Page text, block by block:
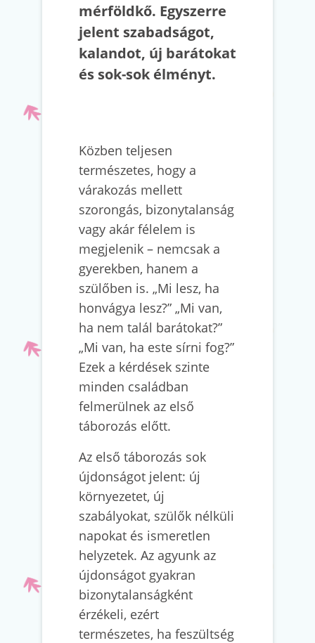
mérföldkő. Egyszerre
jelent szabadságot,
kalandot, új barátokat
és sok-sok élményt.
Közben teljesen
természetes, hogy a
várakozás mellett
szorongás, bizonytalanság
vagy akár félelem is
megjelenik – nemcsak a
gyerekben, hanem a
szülőben is. „Mi lesz, ha
honvágya lesz?” „Mi van,
ha nem talál barátokat?”
„Mi van, ha este sírni fog?”
Ezek a kérdések szinte
minden családban
felmerülnek az első
táborozás előtt.
Az első táborozás sok
újdonságot jelent: új
környezetet, új
szabályokat, szülők nélküli
napokat és ismeretlen
helyzetek. Az agyunk az
újdonságot gyakran
bizonytalanságként
érzékeli, ezért
természetes, ha feszültség